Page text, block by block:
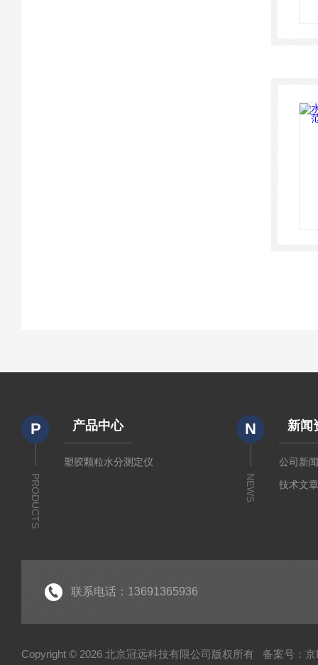
P
PRODUCTS
产品中心
塑胶颗粒水分测定仪
N
NEWS
新闻
公司新
技术文
联系电话：13691365936
Copyright © 2026 北京冠远科技有限公司版权所有 备案号：